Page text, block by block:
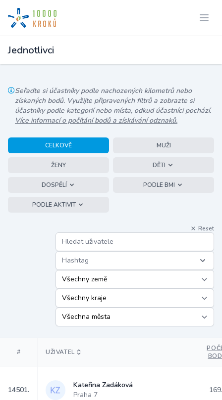
Jednotlivci
Seřaďte si účastníky podle nachozených kilometrů nebo
získaných bodů. Využijte připravených filtrů a zobrazte si
účastníky podle kategorií nebo místa, odkud účastníci pochází.
Více informací o počítání bodů a získávání odznaků.
CELKOVĚ MUŽI
ŽENY DĚTI
DOSPĚLÍ PODLE BMI
PODLE AKTIVIT
Reset
Hashtag
# UŽIVATEL
14501.
Kateřina Zadáková
Praha 7